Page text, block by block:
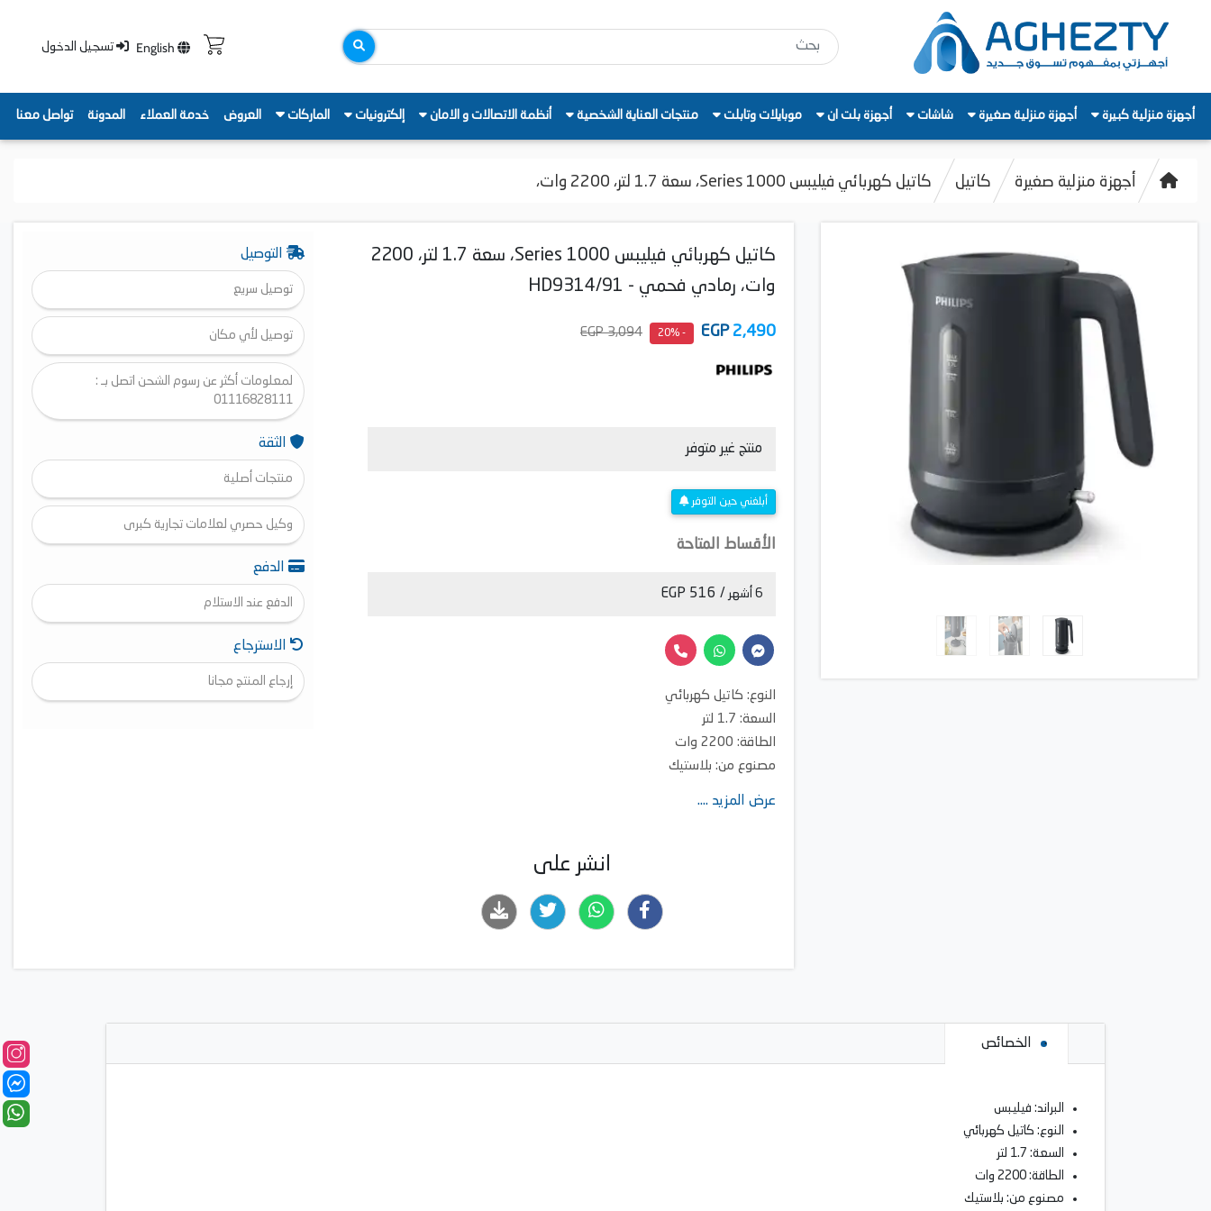
English تسجيل الدخول
أجهزة منزلية كبيرة أجهزة منزلية صغيرة شاشات أجهزة بلت ان موبايلات وتابلت منتجات العناية الشخصية أنظمة الاتصالات و الامان إلكترونيات الماركات العروض خدمة العملاء المدونة تواصل معنا
أجهزة منزلية صغيرة كاتيل كاتيل كهربائي فيليبس 1000 Series، سعة 1.7 لتر، 2200 وات،
كاتيل كهربائي فيليبس 1000 Series، سعة 1.7 لتر، 2200
وات، رمادي فحمي - HD9314/91
2,490
EGP
- 20%
3,094 EGP
منتج غير متوفر
أبلغني حين التوفر
الأقساط المتاحة
6 أشهر / 516 EGP
النوع: كاتيل كهربائي
السعة: 1.7 لتر
الطاقة: 2200 وات
مصنوع من: بلاستيك
عرض المزيد ....
انشر على
التوصيل
توصيل سريع
توصيل لأي مكان
لمعلومات أكثر عن رسوم الشحن اتصل بـ :
01116828111
الثقة
منتجات أصلية
وكيل حصري لعلامات تجارية كبرى
الدفع
الدفع عند الاستلام
الاسترجاع
إرجاع المنتج مجانا
الخصائص
البراند: فيليبس
النوع: كاتيل كهربائي
السعة: 1.7 لتر
الطاقة: 2200 وات
مصنوع من: بلاستيك